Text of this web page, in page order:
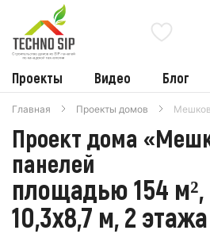
Проекты Видео Блог
Главная Проекты домов
Проект дома
панелей
площадью 154
10,3x8,7 м, 2 этажа